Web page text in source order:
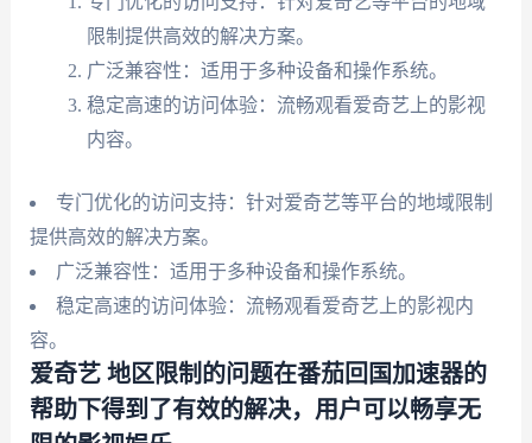
限制提供高效的解决方案。
广泛兼容性：适用于多种设备和操作系统。
稳定高速的访问体验：流畅观看爱奇艺上的影视
内容。
专门优化的访问支持：针对爱奇艺等平台的地域限制
提供高效的解决方案。
广泛兼容性：适用于多种设备和操作系统。
稳定高速的访问体验：流畅观看爱奇艺上的影视内
容。
爱奇艺 地区限制的问题在番茄回国加速器的
帮助下得到了有效的解决，用户可以畅享无